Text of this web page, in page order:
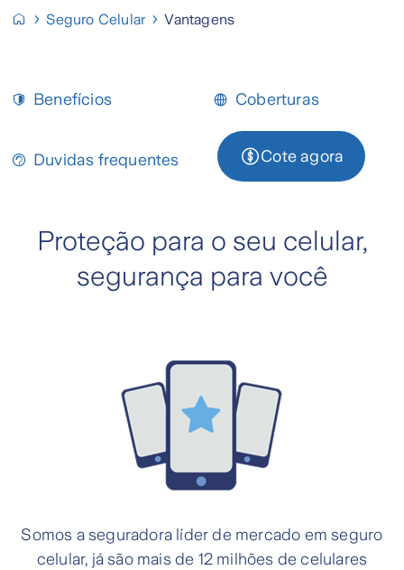
Seguro Celular Vantagens
Benefícios Coberturas
Duvidas frequentes Cote agora
Proteção para o seu celular,
segurança para você
Somos a seguradora líder de mercado em seguro
celular, já são mais de 12 milhões de celulares